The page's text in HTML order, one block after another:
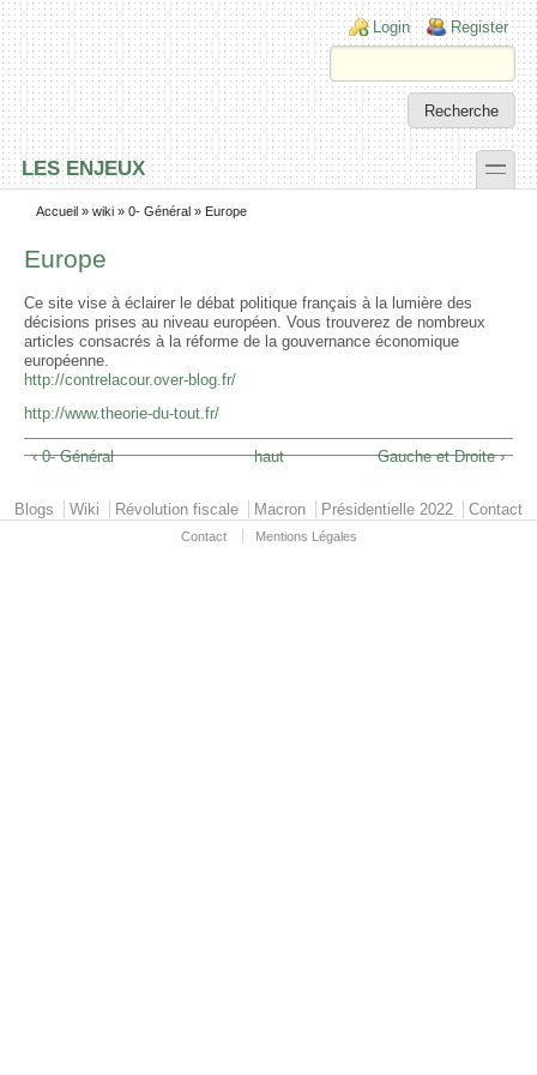
Skip to main content
Skip to search
Login links
Login Register
LES ENJEUX toggle
Secondary menu
Accueil » wiki » 0- Général » Europe
Europe
Ce site vise à éclairer le débat politique français à la lumière des
décisions prises au niveau européen. Vous trouverez de nombreux
articles consacrés à la réforme de la gouvernance économique
européenne.
http://contrelacour.over-blog.fr/
http://www.theorie-du-tout.fr/
‹ 0- Général haut Gauche et Droite ›
Primary menu
Blogs Wiki Révolution fiscale Macron Présidentielle 2022 Contact
Contact Mentions Légales